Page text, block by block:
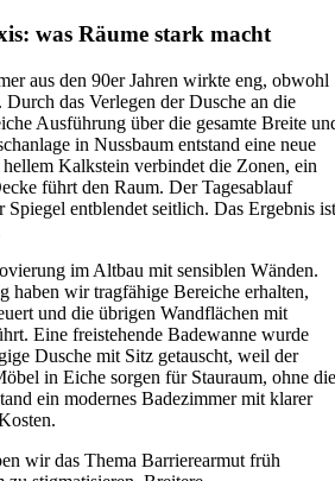
was Räume stark macht
aus den 90er Jahren wirkte eng, obwohl
das Verlegen der Dusche an die
Ausführung über die gesamte Breite
in Nussbaum entstand eine neue
Kalkstein verbindet die Zonen, ein
führt den Raum. Der Tagesablauf
entblendet seitlich. Das Ergebnis ist
im Altbau mit sensiblen Wänden.
haben wir tragfähige Bereiche erhalten,
und die übrigen Wandflächen mit
Eine freistehende Badewanne wurde
Dusche mit Sitz getauscht, weil der
in Eiche sorgen für Stauraum, ohne die
ein modernes Badezimmer mit klarer
wir das Thema Barrierearmut früh